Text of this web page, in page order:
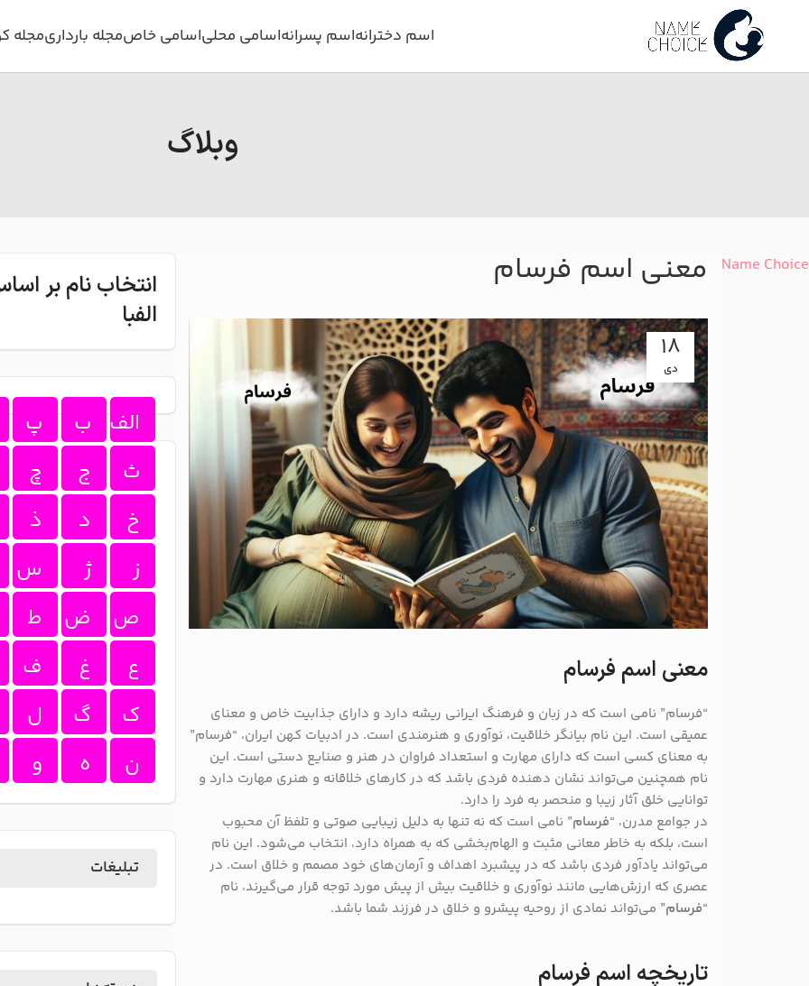
اسم دخترانهاسم پسرانهاسامی محلیاسامی خاصمجله بارداریمجله
وبلاگ
Name Choice معنی اسم فرسام
18
دی
معنی اسم فرسام
“فرسام” نامی است که در زبان و فرهنگ ایرانی ریشه دارد و دارای جذابیت خاص و معنای
عمیقی است. این نام بیانگر خلاقیت، نوآوری و هنرمندی است. در ادبیات کهن ایران، “فرسام”
به معنای کسی است که دارای مهارت و استعداد فراوان در هنر و صنایع دستی است. این
نام همچنین می‌تواند نشان ‌دهنده فردی باشد که در کارهای خلاقانه و هنری مهارت دارد و
توانایی خلق آثار زیبا و منحصر به‌ فرد را دارد.
در جوامع مدرن، “فرسام” نامی است که نه تنها به دلیل زیبایی صوتی و تلفظ آن محبوب
است، بلکه به خاطر معانی مثبت و الهام‌بخشی که به همراه دارد، انتخاب می‌شود. این نام
می‌تواند یادآور فردی باشد که در پیشبرد اهداف و آرمان‌های خود مصمم و خلاق است. در
عصری که ارزش‌هایی مانند نوآوری و خلاقیت بیش از پیش مورد توجه قرار می‌گیرند، نام
“فرسام” می‌تواند نمادی از روحیه پیشرو و خلاق در فرزند شما باشد.
تاریخچه اسم فرسام
انتخاب نام بر
الفبا
الف ب
پ
ث
ج
چ
خ
د
ذ
ز
ژ
س
ص
ض
ط
ع
غ
ف
ک
گ
ل
ن
ه و
تبلیغات